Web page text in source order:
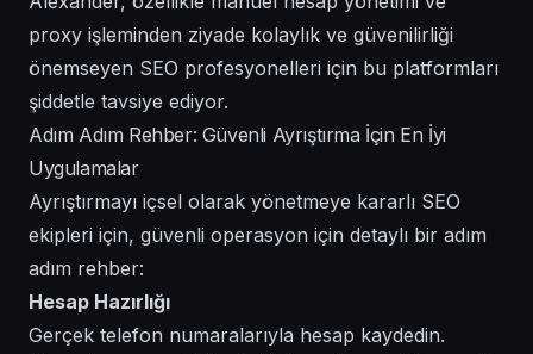
proxy işleminden ziyade kolaylık ve güvenilirliği
önemseyen SEO profesyonelleri için bu platformları
şiddetle tavsiye ediyor.
Adım Adım Rehber: Güvenli Ayrıştırma İçin En İyi
Uygulamalar
Ayrıştırmayı içsel olarak yönetmeye kararlı SEO
ekipleri için, güvenli operasyon için detaylı bir adım
adım rehber:
Hesap Hazırlığı
Gerçek telefon numaralarıyla hesap kaydedin.